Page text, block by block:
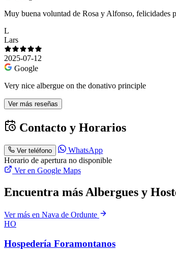
Muy buena voluntad de Rosa y Alfonso, felicidades
L
Lars
2025-07-12
Google
Very nice albergue on the donativo principle
Ver más reseñas
Contacto y Horarios
Ver teléfono
WhatsApp
Horario de apertura no disponible
Ver en Google Maps
Encuentra más Albergues y
Ver más en Nava de Ordunte
HO
Hospedería Foramontanos